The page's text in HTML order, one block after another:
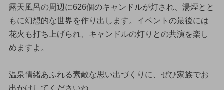
露天風呂の周辺に626個のキャンドルが灯され、湯煙とと
もに幻想的な世界を作り出します。イベントの最後には
花火も打ち上げられ、キャンドルの灯りとの共演を楽し
めますよ。
温泉情緒あふれる素敵な思い出づくりに、ぜひ家族でお